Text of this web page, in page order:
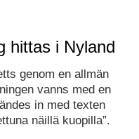
hittas i Nyland
genom en allmän
vanns med en
in med texten
näillä kuopilla”.